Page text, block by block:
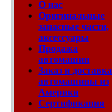
О нас
Оригинальные
запасные части,
аксессуары
Продажа
автомашин
Заказ и доставка
автомашины из
Америки
Сертификация